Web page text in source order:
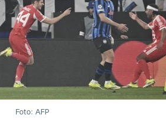
Foto: AFP